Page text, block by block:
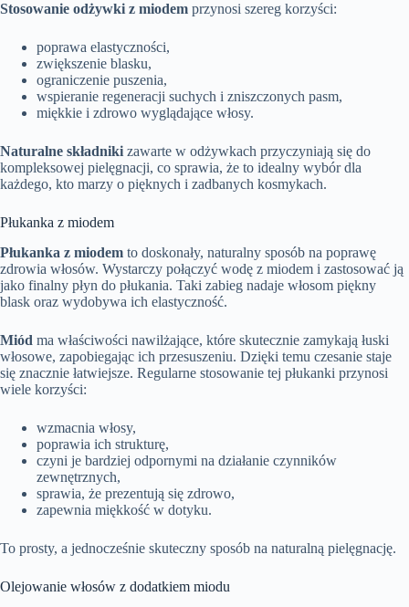
Stosowanie odżywki z miodem przynosi szereg korzyści:
poprawa elastyczności,
zwiększenie blasku,
ograniczenie puszenia,
wspieranie regeneracji suchych i zniszczonych pasm,
miękkie i zdrowo wyglądające włosy.
Naturalne składniki zawarte w odżywkach przyczyniają się do
kompleksowej pielęgnacji, co sprawia, że to idealny wybór dla
każdego, kto marzy o pięknych i zadbanych kosmykach.
Płukanka z miodem
Płukanka z miodem to doskonały, naturalny sposób na poprawę
zdrowia włosów. Wystarczy połączyć wodę z miodem i zastosować ją
jako finalny płyn do płukania. Taki zabieg nadaje włosom piękny
blask oraz wydobywa ich elastyczność.
Miód ma właściwości nawilżające, które skutecznie zamykają łuski
włosowe, zapobiegając ich przesuszeniu. Dzięki temu czesanie staje
się znacznie łatwiejsze. Regularne stosowanie tej płukanki przynosi
wiele korzyści:
wzmacnia włosy,
poprawia ich strukturę,
czyni je bardziej odpornymi na działanie czynników
zewnętrznych,
sprawia, że prezentują się zdrowo,
zapewnia miękkość w dotyku.
To prosty, a jednocześnie skuteczny sposób na naturalną pielęgnację.
Olejowanie włosów z dodatkiem miodu